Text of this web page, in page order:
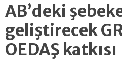
AB’deki
geliştirecek
OEDAŞ katkısı